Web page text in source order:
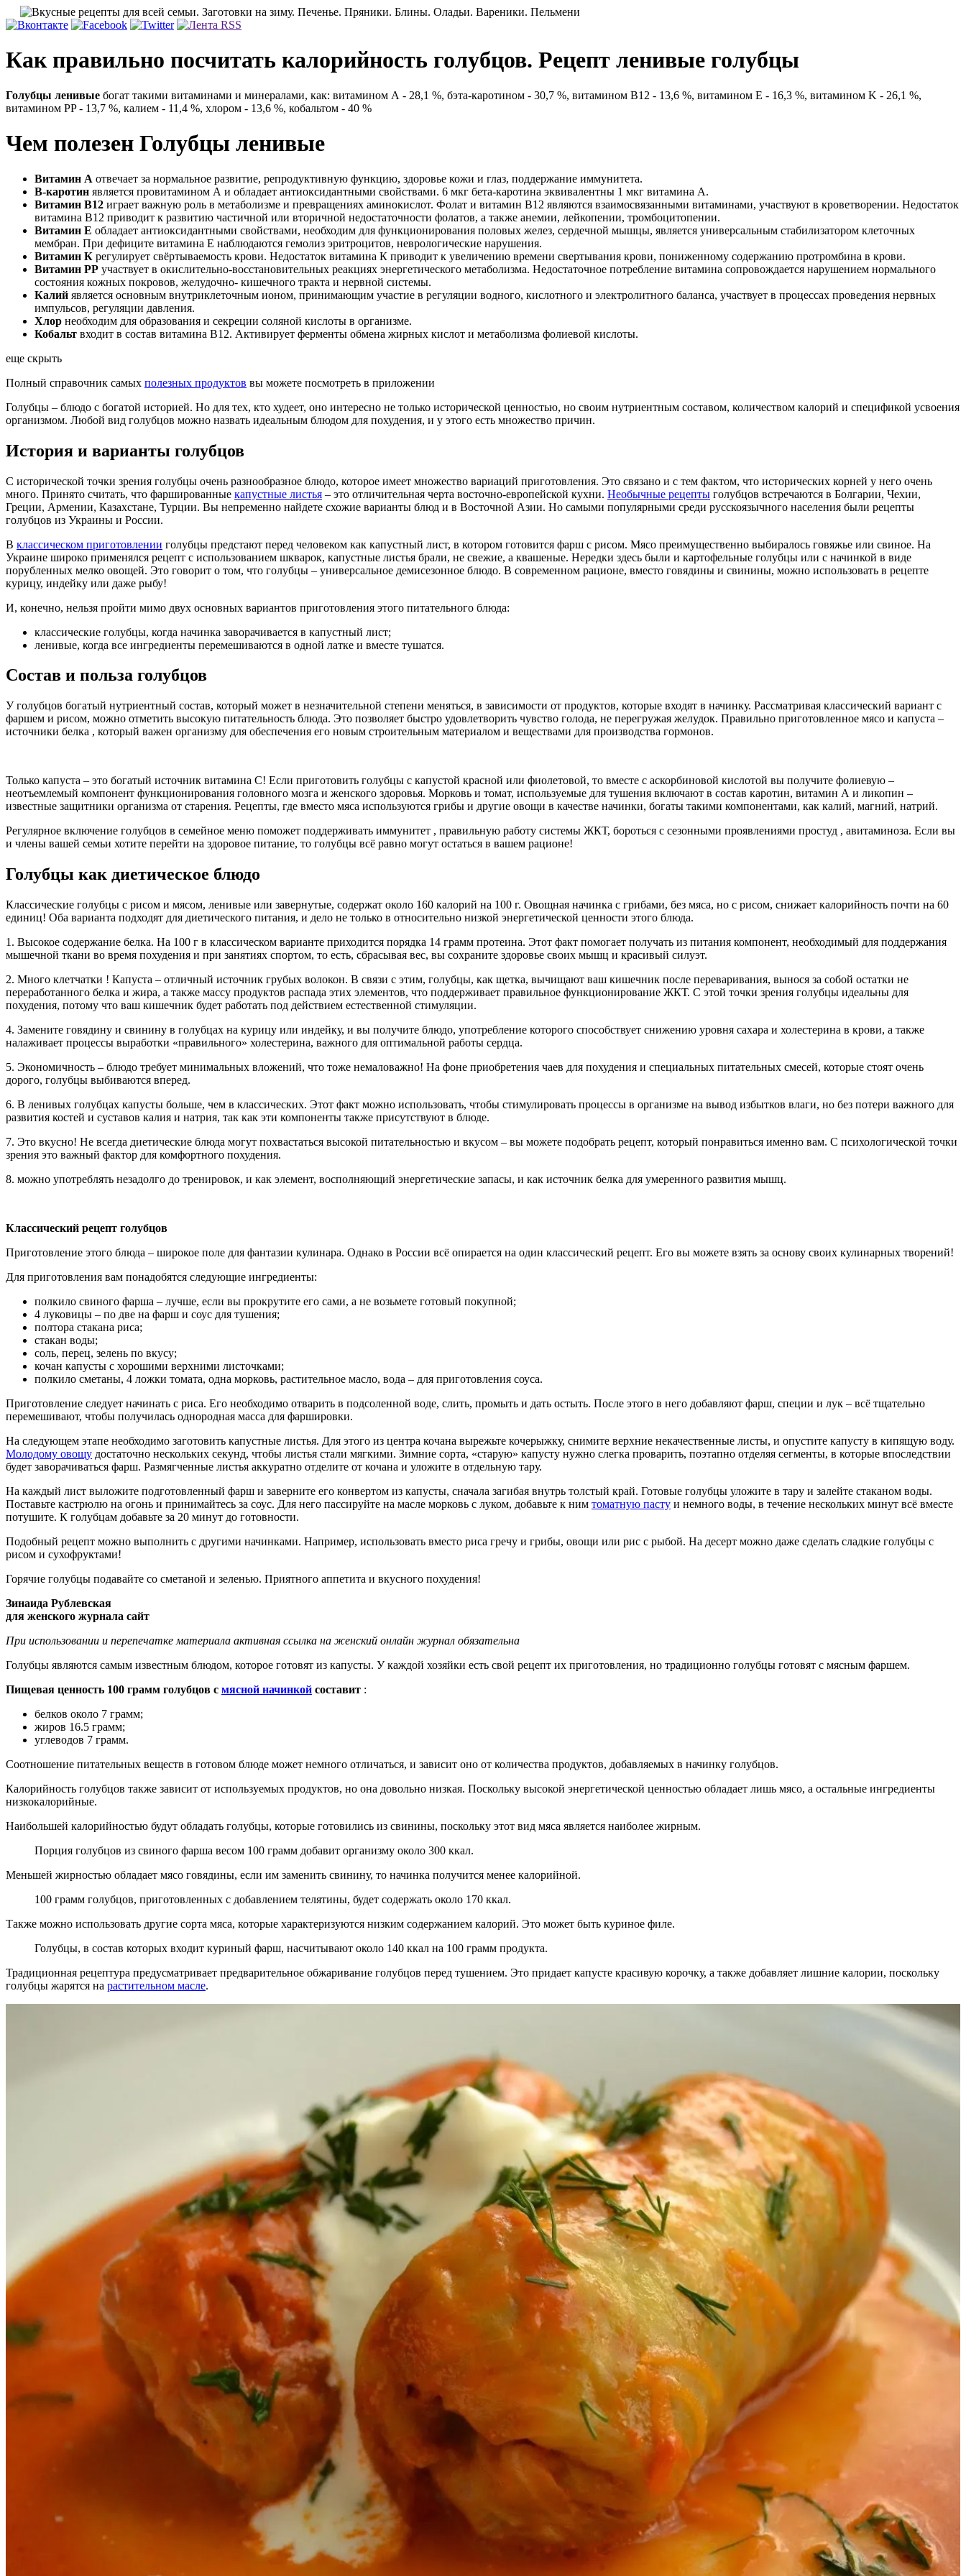
Как правильно посчитать калорийность голубцов. Рецепт ленивые голубцы
Голубцы ленивые богат такими витаминами и минералами, как: витамином А - 28,1 %, бэта-каротином - 30,7 %, витамином B12 - 13,6 %, витамином E - 16,3 %, витамином K - 26,1 %,
витамином PP - 13,7 %, калием - 11,4 %, хлором - 13,6 %, кобальтом - 40 %
Чем полезен Голубцы ленивые
Витамин А отвечает за нормальное развитие, репродуктивную функцию, здоровье кожи и глаз, поддержание иммунитета.
В-каротин является провитамином А и обладает антиоксидантными свойствами. 6 мкг бета-каротина эквивалентны 1 мкг витамина А.
Витамин В12 играет важную роль в метаболизме и превращениях аминокислот. Фолат и витамин В12 являются взаимосвязанными витаминами, участвуют в кроветворении. Недостаток
витамина В12 приводит к развитию частичной или вторичной недостаточности фолатов, а также анемии, лейкопении, тромбоцитопении.
Витамин Е обладает антиоксидантными свойствами, необходим для функционирования половых желез, сердечной мышцы, является универсальным стабилизатором клеточных
мембран. При дефиците витамина Е наблюдаются гемолиз эритроцитов, неврологические нарушения.
Витамин К регулирует свёртываемость крови. Недостаток витамина К приводит к увеличению времени свертывания крови, пониженному содержанию протромбина в крови.
Витамин РР участвует в окислительно-восстановительных реакциях энергетического метаболизма. Недостаточное потребление витамина сопровождается нарушением нормального
состояния кожных покровов, желудочно- кишечного тракта и нервной системы.
Калий является основным внутриклеточным ионом, принимающим участие в регуляции водного, кислотного и электролитного баланса, участвует в процессах проведения нервных
импульсов, регуляции давления.
Хлор необходим для образования и секреции соляной кислоты в организме.
Кобальт входит в состав витамина В12. Активирует ферменты обмена жирных кислот и метаболизма фолиевой кислоты.
еще скрыть
Полный справочник самых полезных продуктов вы можете посмотреть в приложении
Голубцы – блюдо с богатой историей. Но для тех, кто худеет, оно интересно не только исторической ценностью, но своим нутриентным составом, количеством калорий и спецификой усвоения
организмом. Любой вид голубцов можно назвать идеальным блюдом для похудения, и у этого есть множество причин.
История и варианты голубцов
С исторической точки зрения голубцы очень разнообразное блюдо, которое имеет множество вариаций приготовления. Это связано и с тем фактом, что исторических корней у него очень
много. Принято считать, что фаршированные капустные листья – это отличительная черта восточно-европейской кухни. Необычные рецепты голубцов встречаются в Болгарии, Чехии,
Греции, Армении, Казахстане, Турции. Вы непременно найдете схожие варианты блюд и в Восточной Азии. Но самыми популярными среди русскоязычного населения были рецепты
голубцов из Украины и России.
В классическом приготовлении голубцы предстают перед человеком как капустный лист, в котором готовится фарш с рисом. Мясо преимущественно выбиралось говяжье или свиное. На
Украине широко применялся рецепт с использованием шкварок, капустные листья брали, не свежие, а квашеные. Нередки здесь были и картофельные голубцы или с начинкой в виде
порубленных мелко овощей. Это говорит о том, что голубцы – универсальное демисезонное блюдо. В современном рационе, вместо говядины и свинины, можно использовать в рецепте
курицу, индейку или даже рыбу!
И, конечно, нельзя пройти мимо двух основных вариантов приготовления этого питательного блюда:
классические голубцы, когда начинка заворачивается в капустный лист;
ленивые, когда все ингредиенты перемешиваются в одной латке и вместе тушатся.
Состав и польза голубцов
У голубцов богатый нутриентный состав, который может в незначительной степени меняться, в зависимости от продуктов, которые входят в начинку. Рассматривая классический вариант с
фаршем и рисом, можно отметить высокую питательность блюда. Это позволяет быстро удовлетворить чувство голода, не перегружая желудок. Правильно приготовленное мясо и капуста –
источники белка , который важен организму для обеспечения его новым строительным материалом и веществами для производства гормонов.
Только капуста – это богатый источник витамина С! Если приготовить голубцы с капустой красной или фиолетовой, то вместе с аскорбиновой кислотой вы получите фолиевую –
неотъемлемый компонент функционирования головного мозга и женского здоровья. Морковь и томат, используемые для тушения включают в состав каротин, витамин А и ликопин –
известные защитники организма от старения. Рецепты, где вместо мяса используются грибы и другие овощи в качестве начинки, богаты такими компонентами, как калий, магний, натрий.
Регулярное включение голубцов в семейное меню поможет поддерживать иммунитет , правильную работу системы ЖКТ, бороться с сезонными проявлениями простуд , авитаминоза. Если вы
и члены вашей семьи хотите перейти на здоровое питание, то голубцы всё равно могут остаться в вашем рационе!
Голубцы как диетическое блюдо
Классические голубцы с рисом и мясом, ленивые или завернутые, содержат около 160 калорий на 100 г. Овощная начинка с грибами, без мяса, но с рисом, снижает калорийность почти на 60
единиц! Оба варианта подходят для диетического питания, и дело не только в относительно низкой энергетической ценности этого блюда.
1. Высокое содержание белка. На 100 г в классическом варианте приходится порядка 14 грамм протеина. Этот факт помогает получать из питания компонент, необходимый для поддержания
мышечной ткани во время похудения и при занятиях спортом, то есть, сбрасывая вес, вы сохраните здоровье своих мышц и красивый силуэт.
2. Много клетчатки ! Капуста – отличный источник грубых волокон. В связи с этим, голубцы, как щетка, вычищают ваш кишечник после переваривания, вынося за собой остатки не
переработанного белка и жира, а также массу продуктов распада этих элементов, что поддерживает правильное функционирование ЖКТ. С этой точки зрения голубцы идеальны для
похудения, потому что ваш кишечник будет работать под действием естественной стимуляции.
4. Замените говядину и свинину в голубцах на курицу или индейку, и вы получите блюдо, употребление которого способствует снижению уровня сахара и холестерина в крови, а также
налаживает процессы выработки «правильного» холестерина, важного для оптимальной работы сердца.
5. Экономичность – блюдо требует минимальных вложений, что тоже немаловажно! На фоне приобретения чаев для похудения и специальных питательных смесей, которые стоят очень
дорого, голубцы выбиваются вперед.
6. В ленивых голубцах капусты больше, чем в классических. Этот факт можно использовать, чтобы стимулировать процессы в организме на вывод избытков влаги, но без потери важного для
развития костей и суставов калия и натрия, так как эти компоненты также присутствуют в блюде.
7. Это вкусно! Не всегда диетические блюда могут похвастаться высокой питательностью и вкусом – вы можете подобрать рецепт, который понравиться именно вам. С психологической точки
зрения это важный фактор для комфортного похудения.
8. можно употреблять незадолго до тренировок, и как элемент, восполняющий энергетические запасы, и как источник белка для умеренного развития мышц.
Классический рецепт голубцов
Приготовление этого блюда – широкое поле для фантазии кулинара. Однако в России всё опирается на один классический рецепт. Его вы можете взять за основу своих кулинарных творений!
Для приготовления вам понадобятся следующие ингредиенты:
полкило свиного фарша – лучше, если вы прокрутите его сами, а не возьмете готовый покупной;
4 луковицы – по две на фарш и соус для тушения;
полтора стакана риса;
стакан воды;
соль, перец, зелень по вкусу;
кочан капусты с хорошими верхними листочками;
полкило сметаны, 4 ложки томата, одна морковь, растительное масло, вода – для приготовления соуса.
Приготовление следует начинать с риса. Его необходимо отварить в подсоленной воде, слить, промыть и дать остыть. После этого в него добавляют фарш, специи и лук – всё тщательно
перемешивают, чтобы получилась однородная масса для фаршировки.
На следующем этапе необходимо заготовить капустные листья. Для этого из центра кочана вырежьте кочерыжку, снимите верхние некачественные листы, и опустите капусту в кипящую воду.
Молодому овощу достаточно нескольких секунд, чтобы листья стали мягкими. Зимние сорта, «старую» капусту нужно слегка проварить, поэтапно отделяя сегменты, в которые впоследствии
будет заворачиваться фарш. Размягченные листья аккуратно отделите от кочана и уложите в отдельную тару.
На каждый лист выложите подготовленный фарш и заверните его конвертом из капусты, сначала загибая внутрь толстый край. Готовые голубцы уложите в тару и залейте стаканом воды.
Поставьте кастрюлю на огонь и принимайтесь за соус. Для него пассируйте на масле морковь с луком, добавьте к ним томатную пасту и немного воды, в течение нескольких минут всё вместе
потушите. К голубцам добавьте за 20 минут до готовности.
Подобный рецепт можно выполнить с другими начинками. Например, использовать вместо риса гречу и грибы, овощи или рис с рыбой. На десерт можно даже сделать сладкие голубцы с
рисом и сухофруктами!
Горячие голубцы подавайте со сметаной и зеленью. Приятного аппетита и вкусного похудения!
Зинаида Рублевская
для женского журнала сайт
При использовании и перепечатке материала активная ссылка на женский онлайн журнал обязательна
Голубцы являются самым известным блюдом, которое готовят из капусты. У каждой хозяйки есть свой рецепт их приготовления, но традиционно голубцы готовят с мясным фаршем.
Пищевая ценность 100 грамм голубцов с мясной начинкой составит :
белков около 7 грамм;
жиров 16.5 грамм;
углеводов 7 грамм.
Соотношение питательных веществ в готовом блюде может немного отличаться, и зависит оно от количества продуктов, добавляемых в начинку голубцов.
Калорийность голубцов также зависит от используемых продуктов, но она довольно низкая. Поскольку высокой энергетической ценностью обладает лишь мясо, а остальные ингредиенты
низкокалорийные.
Наибольшей калорийностью будут обладать голубцы, которые готовились из свинины, поскольку этот вид мяса является наиболее жирным.
Порция голубцов из свиного фарша весом 100 грамм добавит организму около 300 ккал.
Меньшей жирностью обладает мясо говядины, если им заменить свинину, то начинка получится менее калорийной.
100 грамм голубцов, приготовленных с добавлением телятины, будет содержать около 170 ккал.
Также можно использовать другие сорта мяса, которые характеризуются низким содержанием калорий. Это может быть куриное филе.
Голубцы, в состав которых входит куриный фарш, насчитывают около 140 ккал на 100 грамм продукта.
Традиционная рецептура предусматривает предварительное обжаривание голубцов перед тушением. Это придает капусте красивую корочку, а также добавляет лишние калории, поскольку
голубцы жарятся на растительном масле.